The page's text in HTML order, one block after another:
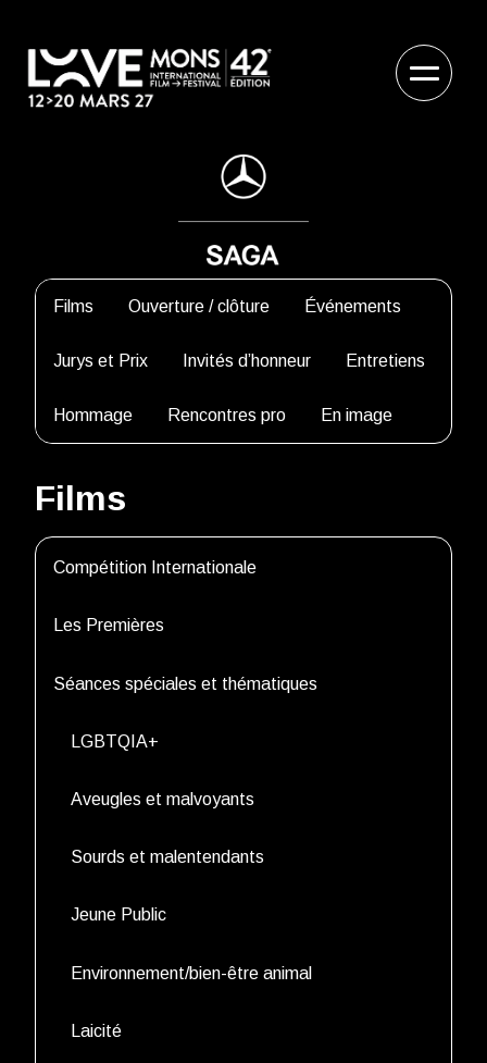
Films Ouverture / clôture Événements
Jurys et Prix Invités d’honneur Entretiens
Hommage Rencontres pro En image
Films
Compétition Internationale
Les Premières
Séances spéciales et thématiques
LGBTQIA+
Aveugles et malvoyants
Sourds et malentendants
Jeune Public
Environnement/bien-être animal
Laicité